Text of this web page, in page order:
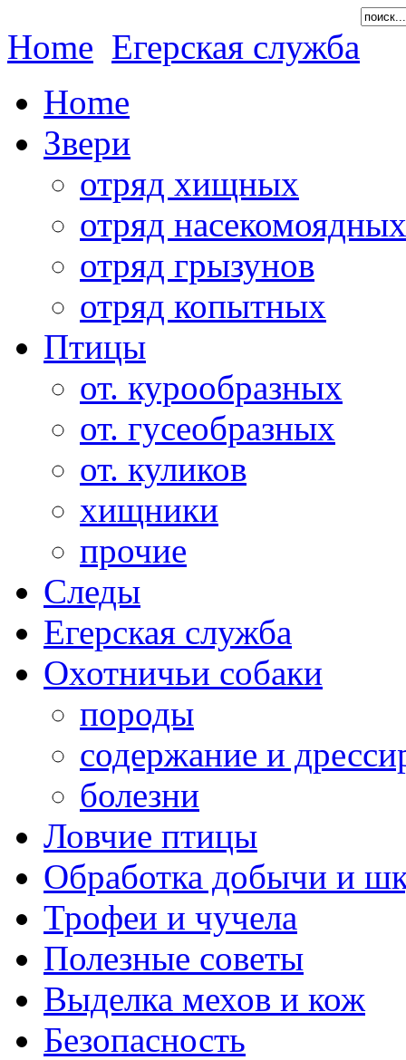
Home Егерская служба
Home
Звери
отряд хищных
отряд насекомоядных
отряд грызунов
отряд копытных
Птицы
от. курообразных
от. гусеобразных
от. куликов
хищники
прочие
Следы
Егерская служба
Охотничьи собаки
породы
содержание и
болезни
Ловчие птицы
Обработка добычи и
Трофеи и чучела
Полезные советы
Выделка мехов и кож
Безопасность